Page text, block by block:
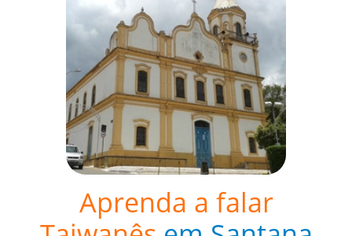
Aprenda a falar